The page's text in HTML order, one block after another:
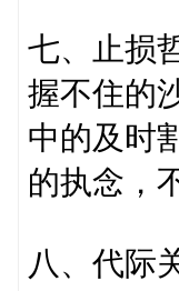
七、止损
握不住的
中的及时
的执念，
八、代际